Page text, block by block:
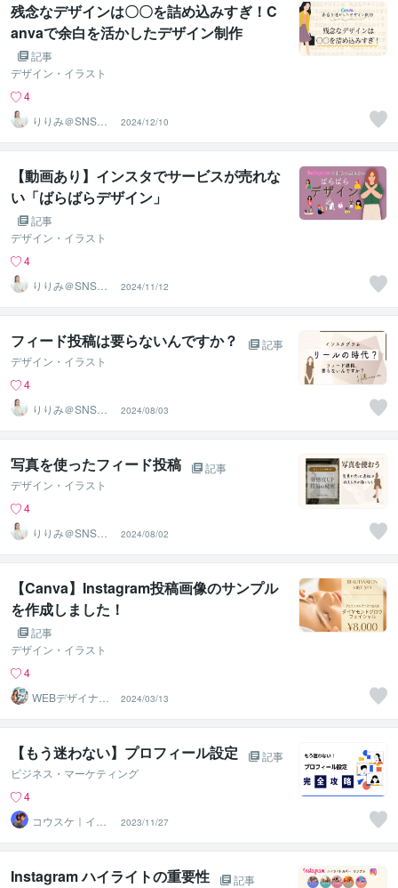
残念なデザインは〇〇を詰め込みすぎ！C
anvaで余白を活かしたデザイン制作
記事
デザイン・イラスト
4
りりみ＠SNSイ
ンスタ運用
2024/12/10
【動画あり】インスタでサービスが売れな
い「ばらばらデザイン」
記事
デザイン・イラスト
4
りりみ＠SNSイ
ンスタ運用
2024/11/12
フィード投稿は要らないんですか？
記事
デザイン・イラスト
4
りりみ＠SNSイ
ンスタ運用
2024/08/03
写真を使ったフィード投稿
記事
デザイン・イラスト
4
りりみ＠SNSイ
ンスタ運用
2024/08/02
【Canva】Instagram投稿画像のサンプル
を作成しました！
記事
デザイン・イラスト
4
WEBデザイナー
C【Wordpress】
2024/03/13
【もう迷わない】プロフィール設定
記事
ビジネス・マーケティング
4
コウスケ｜イン
スタ×マーケでマ
ネタイズ術
2023/11/27
Instagram ハイライトの重要性
記事